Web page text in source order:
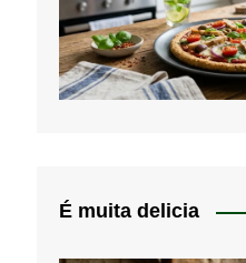
É muita delicia